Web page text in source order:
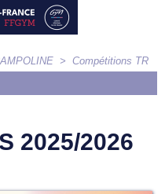
> Compétitions TR
2025/2026